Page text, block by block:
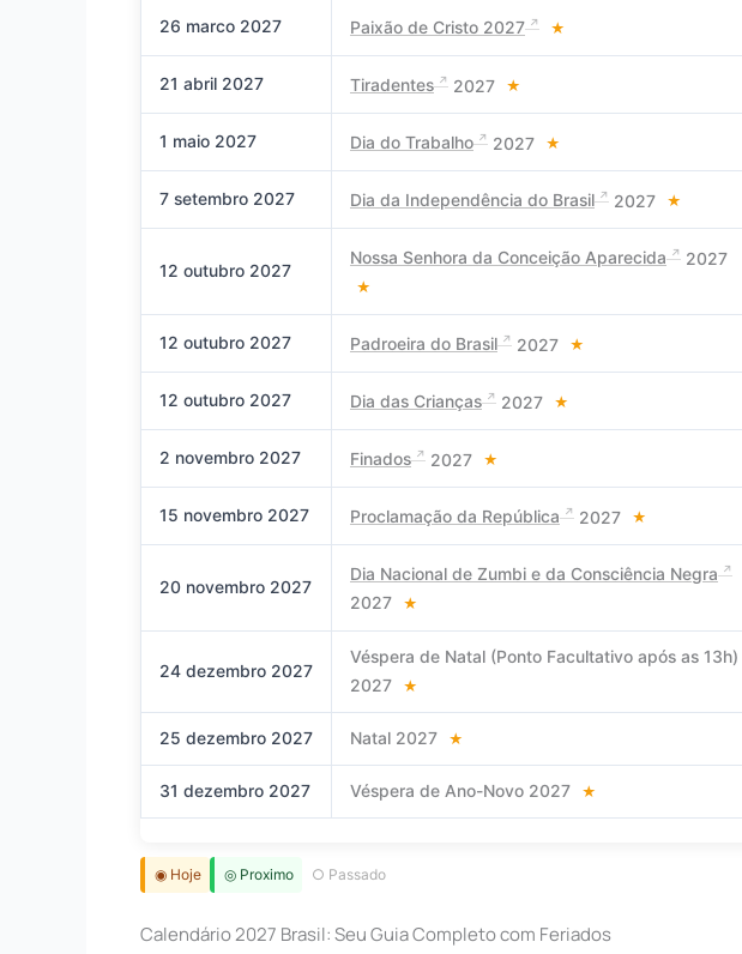
26 marco 2027 Paixão de Cristo 2027 ★
21 abril 2027 Tiradentes 2027 ★
1 maio 2027 Dia do Trabalho 2027 ★
7 setembro 2027 Dia da Independência do Brasil 2027 ★
12 outubro 2027
Nossa Senhora da Conceição Aparecida 2027
★
12 outubro 2027 Padroeira do Brasil 2027 ★
12 outubro 2027 Dia das Crianças 2027 ★
2 novembro 2027 Finados 2027 ★
15 novembro 2027 Proclamação da República 2027 ★
20 novembro 2027
Dia Nacional de Zumbi e da Consciência Negra
2027
★
24 dezembro 2027
Véspera de Natal (Ponto Facultativo após as 13h)
2027
★
25 dezembro 2027 Natal 2027 ★
31 dezembro 2027 Véspera de Ano-Novo 2027 ★
◉ Hoje ◎ Proximo ○ Passado
Calendário 2027 Brasil: Seu Guia Completo com Feriados